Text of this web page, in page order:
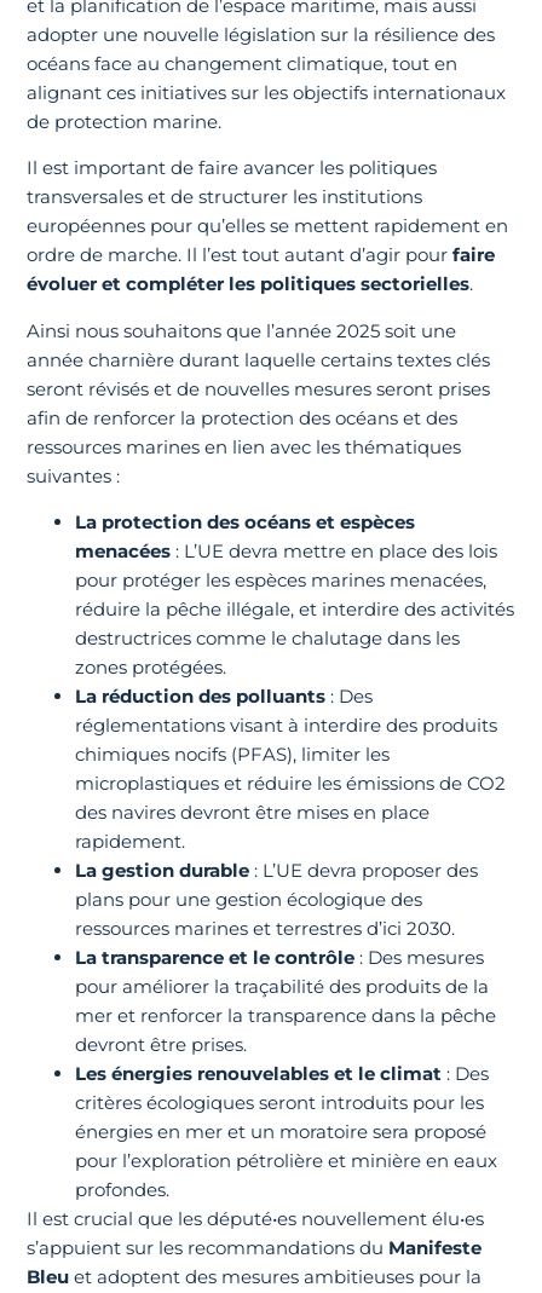
et la planification de l’espace maritime, mais aussi
adopter une nouvelle législation sur la résilience des
océans face au changement climatique, tout en
alignant ces initiatives sur les objectifs internationaux
de protection marine.
Il est important de faire avancer les politiques
transversales et de structurer les institutions
européennes pour qu’elles se mettent rapidement en
ordre de marche. Il l’est tout autant d’agir pourfaire
évoluer et compléter les politiques sectorielles.
Ainsi nous souhaitons que l’année 2025 soit une
année charnière durant laquelle certains textes clés
seront révisés et de nouvelles mesures seront prises
afin de renforcer la protection des océans et des
ressources marines en lien avec les thématiques
suivantes :
La protection des océans et espèces
menacées : L’UE devra mettre en place des lois
pour protéger les espèces marines menacées,
réduire la pêche illégale, et interdire des activités
destructrices comme le chalutage dans les
zones protégées.
La réduction des polluants : Des
réglementations visant à interdire des produits
chimiques nocifs (PFAS), limiter les
microplastiques et réduire les émissions de CO2
des navires devront être mises en place
rapidement.
La gestion durable : L’UE devra proposer des
plans pour une gestion écologique des
ressources marines et terrestres d’ici 2030.
La transparence et le contrôle : Des mesures
pour améliorer la traçabilité des produits de la
mer et renforcer la transparence dans la pêche
devront être prises.
Les énergies renouvelables et le climat : Des
critères écologiques seront introduits pour les
énergies en mer et un moratoire sera proposé
pour l’exploration pétrolière et minière en eaux
profondes.
Il est crucial que les député•es nouvellement élu•es
s’appuient sur les recommandations du Manifeste
Bleu et adoptent des mesures ambitieuses pour la